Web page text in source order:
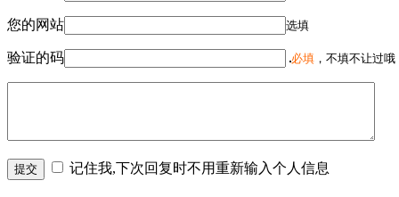
您的网站 选填
验证的码 必填 ，不填不让过
记住我,下次回复时不用重新输入个人信息